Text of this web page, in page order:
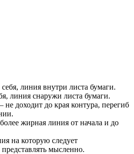
линия внутри листа бумаги.
линия снаружи листа бумаги.
не доходит до края контура, перегиб
жирная линия от начала и до
на которую следует
мысленно.